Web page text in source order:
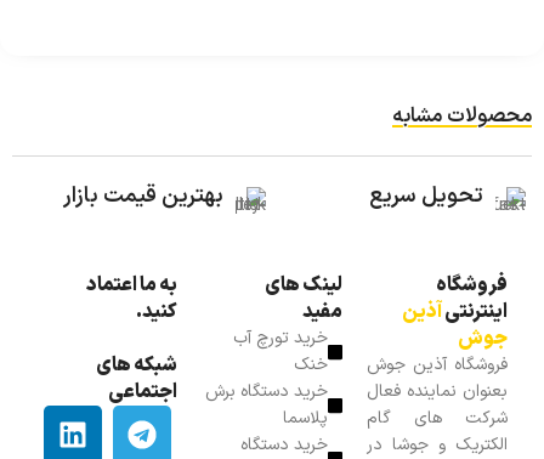
محصولات مشابه
تحویل سریع بهترین قیمت بازار
فروشگاه
اینترنتیآذین
جوش
فروشگاه آذین جوش
بعنوان نماینده فعال
شرکت های گام
الکتریک و جوشا در
لینک های
مفید
خرید تورچ آب
خنک
خرید دستگاه برش
پلاسما
خرید دستگاه
به ما اعتماد
کنید.
شبکه های
اجتماعی